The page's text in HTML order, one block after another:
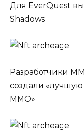
Для EverQuest
Shadows
Разработчики
создали
MMO»